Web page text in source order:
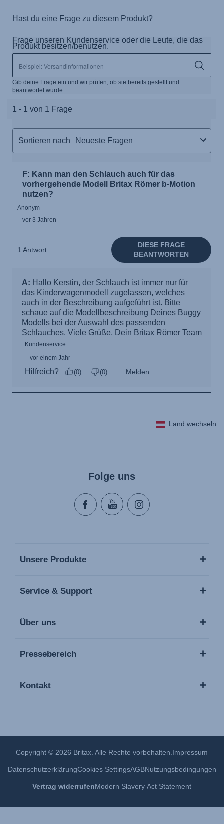
Land wechseln
Folge uns
Unsere Produkte
Service & Support
Über uns
Pressebereich
Kontakt
Copyright © 2026 Britax. Alle Rechte vorbehalten. Impressum
DatenschutzerklärungCookies SettingsAGBNutzungsbedingungen
Vertrag widerrufenModern Slavery Act Statement